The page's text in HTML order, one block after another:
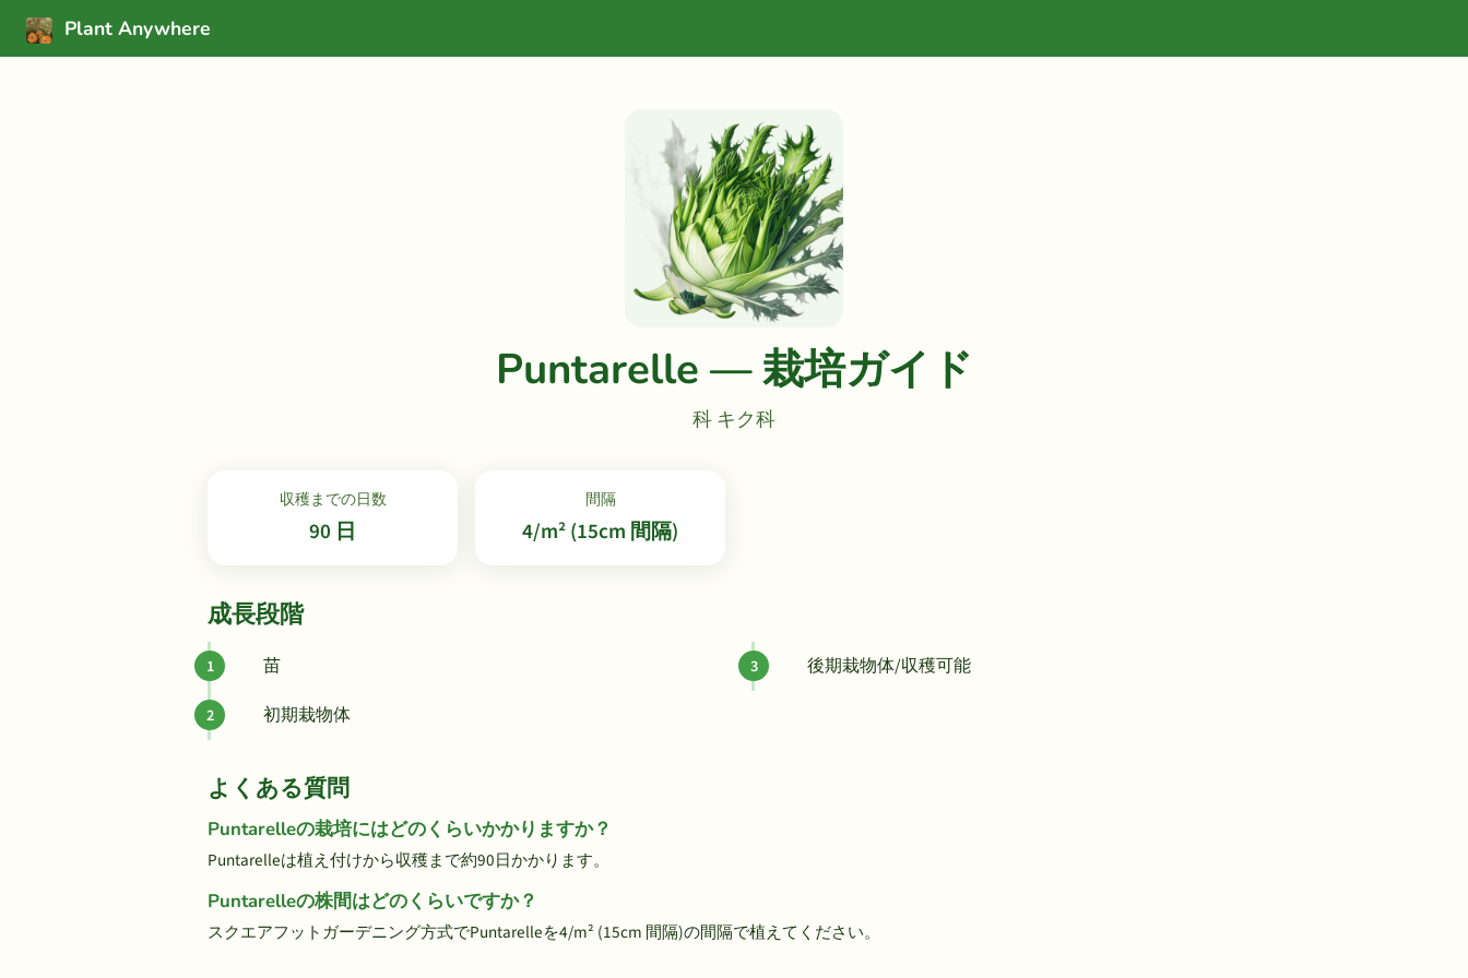
Plant Anywhere
Puntarelle — 栽培ガイド
科 キク科
収穫までの日数
90 日
間隔
4/m² (15cm 間隔)
成長段階
苗
初期栽物体
後期栽物体/収穫可能
よくある質問
Puntarelleの栽培にはどのくらいかかりますか？
Puntarelleは植え付けから収穫まで約90日かかります。
Puntarelleの株間はどのくらいですか？
スクエアフットガーデニング方式でPuntarelleを4/m² (15cm 間隔)の間隔で植えてください。